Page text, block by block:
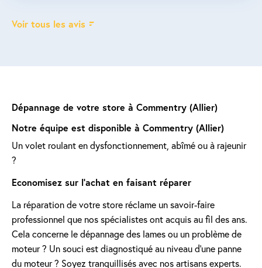
Dépannage de votre store à Commentry (Allier)
Notre équipe est disponible à Commentry (Allier)
Un volet roulant en dysfonctionnement, abîmé ou à rajeunir
?
Economisez sur l'achat en faisant réparer
La réparation de votre store réclame un savoir-faire
professionnel que nos spécialistes ont acquis au fil des ans.
Cela concerne le dépannage des lames ou un problème de
moteur ? Un souci est diagnostiqué au niveau d'une panne
du moteur ? Soyez tranquillisés avec nos artisans experts.
Voir tous les avis